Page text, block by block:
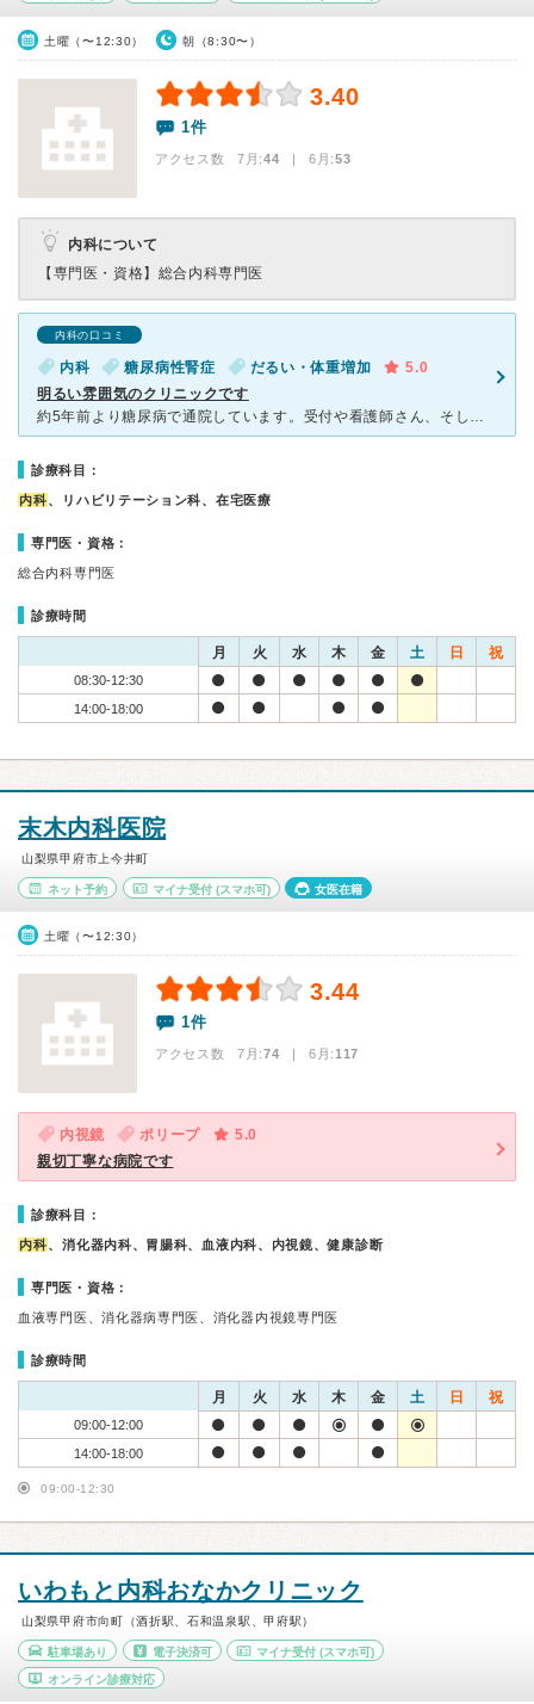
土曜（〜12:30） 朝（8:30〜）
3.40
1件
アクセス数 7月:44 | 6月:53
内科について
【専門医・資格】 総合内科専門医
内科の口コミ
内科 糖尿病性腎症 だるい・体重増加
5.0
明るい雰囲気のクリニックです
約5年前より糖尿病で通院しています。受付や看護師さん、そして先生が明るく優しく丁寧に対応してくれます。痩せやすい糖尿病の薬をすすめてくれました。副作用や今後の痩せるコツなど詳しく教えてくれて、その対応
診療科目：
内科、リハビリテーション科、在宅医療
専門医・資格：
総合内科専門医
診療時間
月 火 水 木 金 土 日 祝
08:30-12:30
14:00-18:00
末木内科医院
山梨県甲府市上今井町
ネット予約 マイナ受付(スマホ可) 女医在籍
土曜（〜12:30）
3.44
1件
アクセス数 7月:74 | 6月:117
内視鏡 ポリープ
5.0
親切丁寧な病院です
診療科目：
内科、消化器内科、胃腸科、血液内科、内視鏡、健康診断
専門医・資格：
血液専門医、消化器病専門医、消化器内視鏡専門医
診療時間
月 火 水 木 金 土 日 祝
09:00-12:00
14:00-18:00
09:00-12:30
いわもと内科おなかクリニック
山梨県甲府市向町（酒折駅、石和温泉駅、甲府駅）
駐車場あり 電子決済可 マイナ受付 (スマホ可)
オンライン診療対応